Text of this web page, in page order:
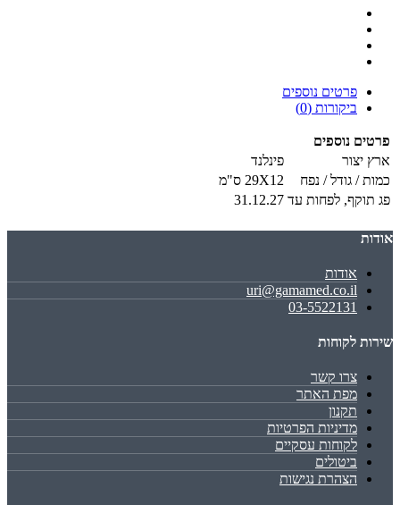
פרטים נוספים
ביקורות (0)
פרטים נוספים
ארץ יצור
פינלנד
כמות / גודל / נפח
29X12 ס"מ
פג תוקף, לפחות עד 31.12.27
אודות
אודות
uri@gamamed.co.il
03-5522131
שירות לקוחות
צרו קשר
מפת האתר
תקנון
מדיניות הפרטיות
לקוחות עסקיים
ביטולים
הצהרת נגישות